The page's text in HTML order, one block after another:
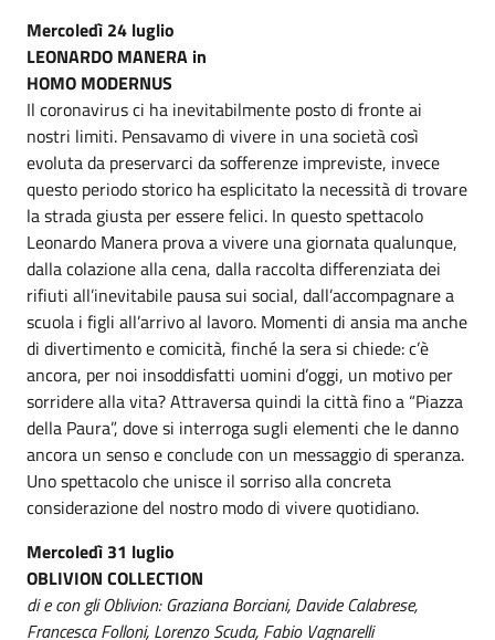
Mercoledì 24 luglio
LEONARDO MANERA in
HOMO MODERNUS
Il coronavirus ci ha inevitabilmente posto di fronte ai
nostri limiti. Pensavamo di vivere in una società così
evoluta da preservarci da sofferenze impreviste, invece
questo periodo storico ha esplicitato la necessità di trovare
la strada giusta per essere felici. In questo spettacolo
Leonardo Manera prova a vivere una giornata qualunque,
dalla colazione alla cena, dalla raccolta differenziata dei
rifiuti all’inevitabile pausa sui social, dall’accompagnare a
scuola i figli all’arrivo al lavoro. Momenti di ansia ma anche
di divertimento e comicità, finché la sera si chiede: c’è
ancora, per noi insoddisfatti uomini d’oggi, un motivo per
sorridere alla vita? Attraversa quindi la città fino a “Piazza
della Paura”, dove si interroga sugli elementi che le danno
ancora un senso e conclude con un messaggio di speranza.
Uno spettacolo che unisce il sorriso alla concreta
considerazione del nostro modo di vivere quotidiano.
Mercoledì 31 luglio
OBLIVION COLLECTION
di e con gli Oblivion: Graziana Borciani, Davide Calabrese,
Francesca Folloni, Lorenzo Scuda, Fabio Vagnarelli